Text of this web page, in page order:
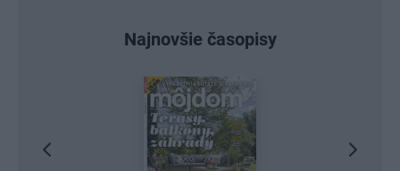
Najnovšie časopisy